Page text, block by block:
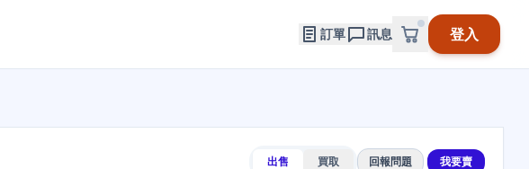
訂單 訊息 登入
出售 買取 回報問題 我要賣